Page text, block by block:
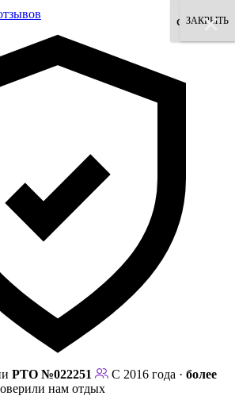
РТО №022251 С 2016 года · более
нам отдых
×
×
×
×
согласен
×
×
ЗАКРЫТЬ
×
×